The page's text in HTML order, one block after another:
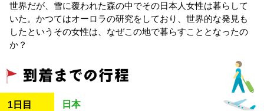
世界だが、雪に覆われた森の中でその日本人女性は暮らして
いた。かつてはオーロラの研究をしており、世界的な発見も
したというその女性は、なぜこの地で暮らすこととなったの
か？
1日目 日本